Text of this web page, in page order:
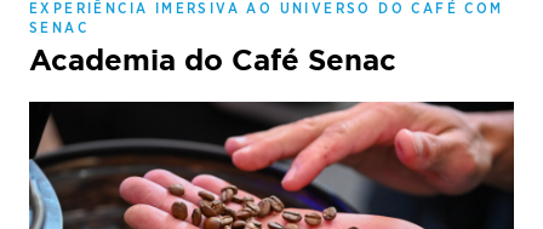
EXPERIÊNCIA IMERSIVA AO UNIVERSO DO CAFÉ COM
SENAC
Academia do Café Senac